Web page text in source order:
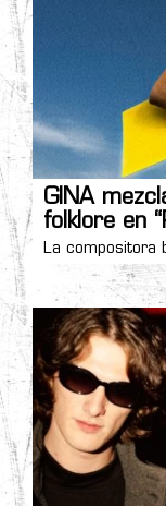
GINA
folklore en
La compositora